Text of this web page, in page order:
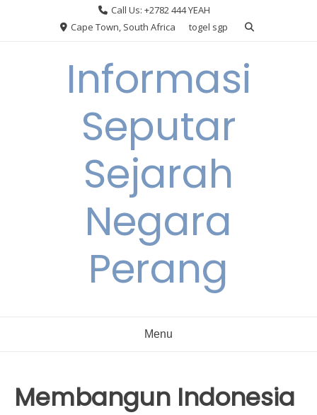
Call Us: +2782 444 YEAH
Cape Town, South Africa
togel sgp
Informasi
Seputar
Sejarah
Negara
Perang
Menu
Membangun Indonesia